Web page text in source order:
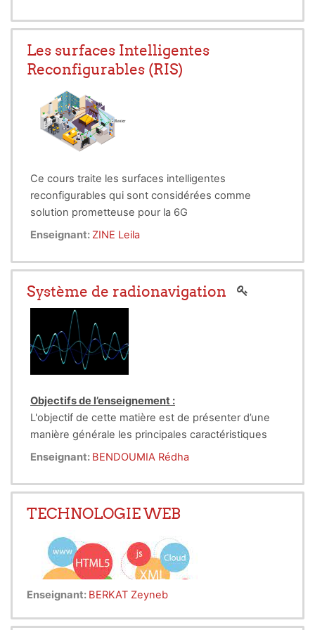
Les surfaces Intelligentes
Reconfigurables (RIS)
Ce cours traite les surfaces intelligentes
reconfigurables qui sont considérées comme
solution prometteuse pour la 6G
Enseignant: ZINE Leila
Système de radionavigation
Objectifs de l’enseignement :
L'objectif de cette matière est de présenter d’une
manière générale les principales caractéristiques
des systèmes de radionavigation par satellites leurs
Systèmes de communication,
Réseaux d’opérateurs.
Enseignant: BENDOUMIA Rédha
TECHNOLOGIE WEB
Enseignant: BERKAT Zeyneb